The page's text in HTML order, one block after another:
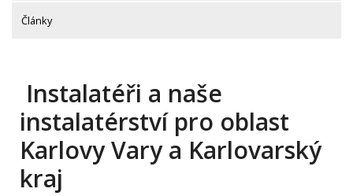
Články
Instalatéři a naše
instalatérství pro oblast
Karlovy Vary a Karlovarský
kraj